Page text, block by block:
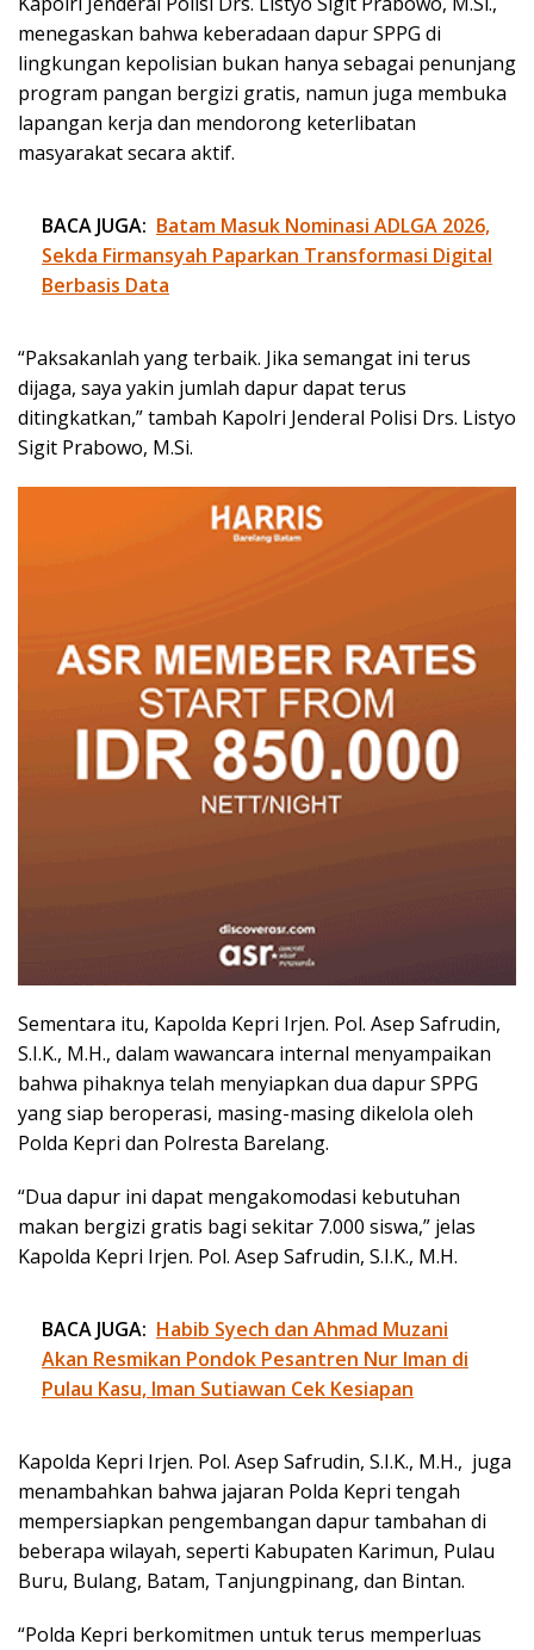
menegaskan bahwa keberadaan dapur SPPG di
lingkungan kepolisian bukan hanya sebagai penunjang
program pangan bergizi gratis, namun juga membuka
lapangan kerja dan mendorong keterlibatan
masyarakat secara aktif.
BACA JUGA: Batam Masuk Nominasi ADLGA 2026,
Sekda Firmansyah Paparkan Transformasi Digital
Berbasis Data
“Paksakanlah yang terbaik. Jika semangat ini terus
dijaga, saya yakin jumlah dapur dapat terus
ditingkatkan,” tambah Kapolri Jenderal Polisi Drs. Listyo
Sigit Prabowo, M.Si.
Sementara itu, Kapolda Kepri Irjen. Pol. Asep Safrudin,
S.I.K., M.H., dalam wawancara internal menyampaikan
bahwa pihaknya telah menyiapkan dua dapur SPPG
yang siap beroperasi, masing-masing dikelola oleh
Polda Kepri dan Polresta Barelang.
“Dua dapur ini dapat mengakomodasi kebutuhan
makan bergizi gratis bagi sekitar 7.000 siswa,” jelas
Kapolda Kepri Irjen. Pol. Asep Safrudin, S.I.K., M.H.
BACA JUGA: Habib Syech dan Ahmad Muzani
Akan Resmikan Pondok Pesantren Nur Iman di
Pulau Kasu, Iman Sutiawan Cek Kesiapan
Kapolda Kepri Irjen. Pol. Asep Safrudin, S.I.K., M.H., juga
menambahkan bahwa jajaran Polda Kepri tengah
mempersiapkan pengembangan dapur tambahan di
beberapa wilayah, seperti Kabupaten Karimun, Pulau
Buru, Bulang, Batam, Tanjungpinang, dan Bintan.
“Polda Kepri berkomitmen untuk terus memperluas